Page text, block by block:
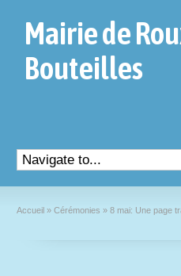
Mairie de
Bouteilles
Accueil » Cérémonies » 8 mai: Une page